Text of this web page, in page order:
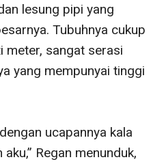
lesung pipi yang
Tubuhnya cukup
meter, sangat serasi
yang mempunyai tinggi
ucapannya kala
Regan menunduk,